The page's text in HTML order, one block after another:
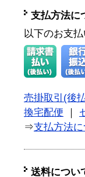
支払方法に
以下のお支
売掛取引(後
換宅配便
⇒支払方法
送料につい